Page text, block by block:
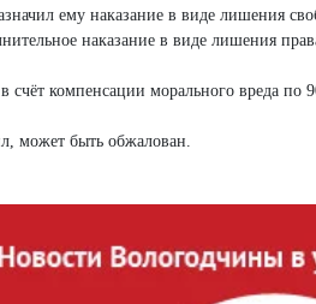
ему наказание в виде лишения
наказание в виде лишения
счёт компенсации морального вреда по
может быть обжалован.